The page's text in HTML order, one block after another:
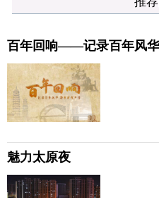
百年回响——记录百年风
魅力太原夜